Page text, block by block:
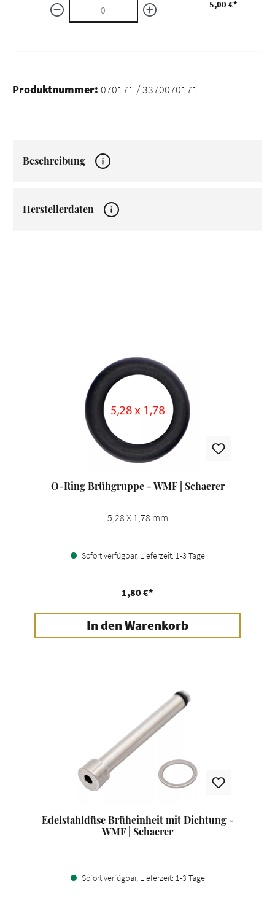
5,00 €*
Produktnummer: 070171 / 3370070171
Beschreibung
Herstellerdaten
O-Ring Brühgruppe - WMF | Schaerer
5,28 X 1,78 mm
Sofort verfügbar, Lieferzeit: 1-3 Tage
1,80 €*
In den Warenkorb
Edelstahldüse Brüheinheit mit Dichtung -
WMF | Schaerer
Sofort verfügbar, Lieferzeit: 1-3 Tage